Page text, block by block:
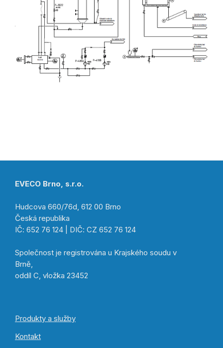
EVECO Brno, s.r.o.
Hudcova 660/76d, 612 00 Brno
Česká republika
IČ: 652 76 124 | DIČ: CZ 652 76 124
Společnost je registrována u Krajského soudu v
Brně,
oddíl C, vložka 23452
Produkty a služby
Kontakt